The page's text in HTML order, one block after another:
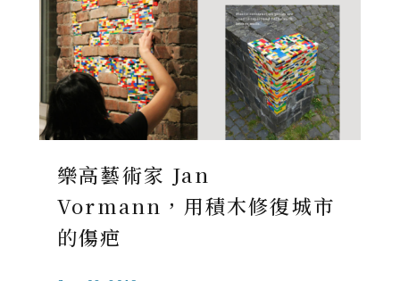
樂高藝術家 Jan
Vormann，用積木修復城市
的傷疤